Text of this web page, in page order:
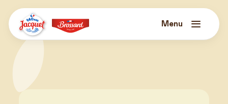
content
Jacquet
Brossard
Menu